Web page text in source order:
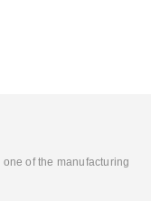
of the manufacturing